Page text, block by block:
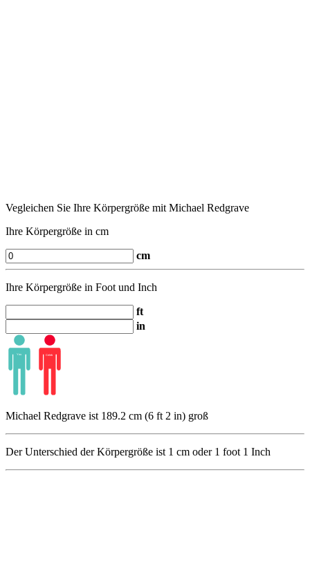
Vegleichen Sie Ihre Körpergröße mit Michael Redgrave
Ihre Körpergröße in cm
cm
Ihre Körpergröße in Foot und Inch
ft
in
Michael Redgrave ist 189.2 cm (6 ft 2 in) groß
Der Unterschied der Körpergröße ist 1 cm oder 1 foot 1 Inch